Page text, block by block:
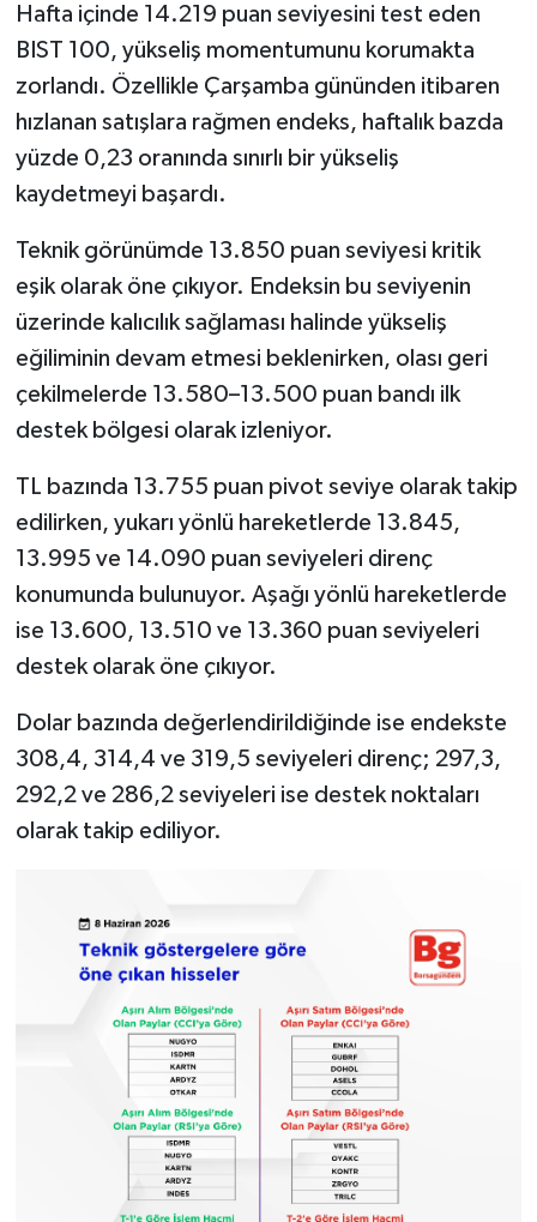
Hafta içinde 14.219 puan seviyesini test eden
BIST 100, yükseliş momentumunu korumakta
zorlandı. Özellikle Çarşamba gününden itibaren
hızlanan satışlara rağmen endeks, haftalık bazda
yüzde 0,23 oranında sınırlı bir yükseliş
kaydetmeyi başardı.
Teknik görünümde 13.850 puan seviyesi kritik
eşik olarak öne çıkıyor. Endeksin bu seviyenin
üzerinde kalıcılık sağlaması halinde yükseliş
eğiliminin devam etmesi beklenirken, olası geri
çekilmelerde 13.580–13.500 puan bandı ilk
destek bölgesi olarak izleniyor.
TL bazında 13.755 puan pivot seviye olarak takip
edilirken, yukarı yönlü hareketlerde 13.845,
13.995 ve 14.090 puan seviyeleri direnç
konumunda bulunuyor. Aşağı yönlü hareketlerde
ise 13.600, 13.510 ve 13.360 puan seviyeleri
destek olarak öne çıkıyor.
Dolar bazında değerlendirildiğinde ise endekste
308,4, 314,4 ve 319,5 seviyeleri direnç; 297,3,
292,2 ve 286,2 seviyeleri ise destek noktaları
olarak takip ediliyor.